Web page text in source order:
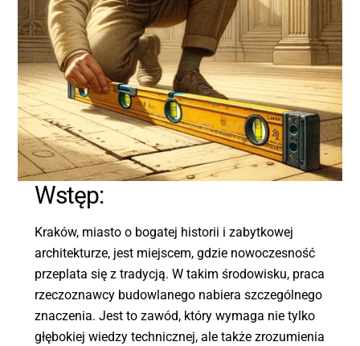
Wstęp:
Kraków, miasto o bogatej historii i zabytkowej
architekturze, jest miejscem, gdzie nowoczesność
przeplata się z tradycją. W takim środowisku, praca
rzeczoznawcy budowlanego nabiera szczególnego
znaczenia. Jest to zawód, który wymaga nie tylko
głębokiej wiedzy technicznej, ale także zrozumienia